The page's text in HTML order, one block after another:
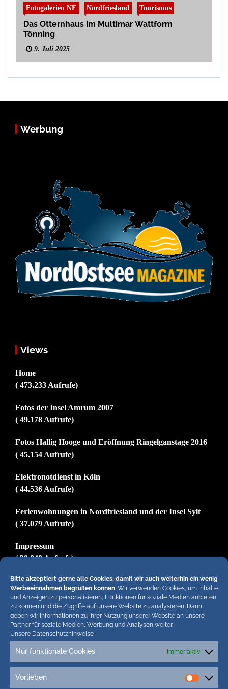
Bitte akzeptiert gerne alle Cookies, damit wir auch weiterhin ein wenig
Werbeeinnahmen begrüßen können. Wir verwenden Cookies, um Inhalte
und Anzeigen zu personalisieren, Funktionen für soziale Medien anbieten
zu können und die Zugriffe auf unsere Website zu analysieren. Dann
geben wir Informationen zu Ihrer Nutzung unserer Website an unsere
Partner für soziale Medien, Werbung und Analysen weiter.
Unsere Datenschutzhinweise -
Nur funktionale Cookies Immer aktiv
Vorlieben
Fotogalerien NF Nordfriesland Tourismus
Das Otternhaus im Multimar Wattform
Tönning
9. Juli 2025
Werbung
Views
Home
( 473.233 Aufrufe)
Fotos der Insel Amrum 2007
( 49.178 Aufrufe)
Fotos Hallig Hooge und Eröffnung Ringelganstage 2016
( 45.154 Aufrufe)
Elektronotdienst in Köln
( 44.536 Aufrufe)
Ferienwohnungen in Nordfriesland und der Insel Sylt
( 37.079 Aufrufe)
Impressum
( 29.848 Aufrufe)
Hiermit untersagen wir strengstens die komplette
Einbindung von Artikeln unserer Blogs in anderen
Online-Angeboten. Erlaubt sind lediglich
abgekürzte Teaser bis ca. 200 Zeichen plus Link
zum ganzen Artikel in unseren Blogs. Wir
behalten uns bei Verstössen rechtliche Schritte
vor. Die Redaktion!